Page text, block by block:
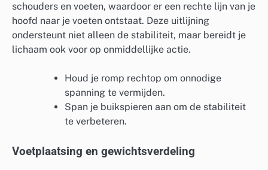
schouders en voeten, waardoor er een rechte lijn van je
hoofd naar je voeten ontstaat. Deze uitlijning
ondersteunt niet alleen de stabiliteit, maar bereidt je
lichaam ook voor op onmiddellijke actie.
Houd je romp rechtop om onnodige
spanning te vermijden.
Span je buikspieren aan om de stabiliteit
te verbeteren.
Voetplaatsing en gewichtsverdeling